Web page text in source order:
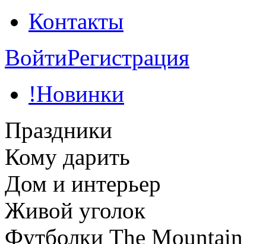
Контакты
ВойтиРегистрация
!Новинки
Праздники
Кому дарить
Дом и интерьер
Живой уголок
Футболки The Mountain